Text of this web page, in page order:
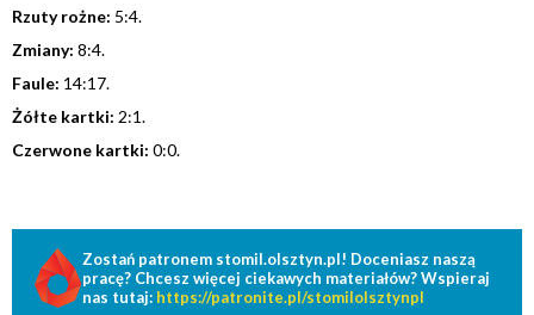
Rzuty rożne: 5:4.
Zmiany: 8:4.
Faule: 14:17.
Żółte kartki: 2:1.
Czerwone kartki: 0:0.
Zostań patronem stomil.olsztyn.pl! Doceniasz naszą
pracę? Chcesz więcej ciekawych materiałów? Wspieraj
nas tutaj: https://patronite.pl/stomilolsztynpl